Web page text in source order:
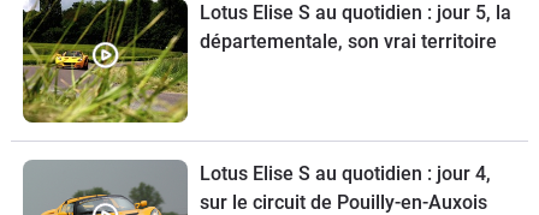
Lotus Elise S au quotidien : jour 5, la
départementale, son vrai territoire
Lotus Elise S au quotidien : jour 4,
sur le circuit de Pouilly-en-Auxois